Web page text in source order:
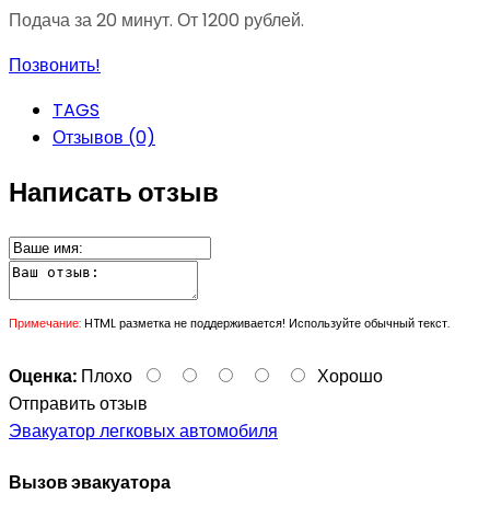
Подача за 20 минут. От 1200 рублей.
Позвонить!
TAGS
Отзывов (0)
Написать отзыв
Примечание:HTML разметка не поддерживается! Используйте обычный текст.
Оценка: Плохо
Хорошо
Отправить отзыв
Эвакуатор легковых автомобиля
Вызов эвакуатора